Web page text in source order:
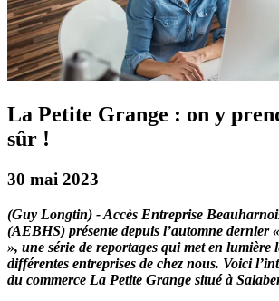
La Petite Grange : on y
sûr !
30 mai 2023
(Guy Longtin) - Accès Entreprise
(AEBHS) présente depuis l’automne dernier
», une série de reportages qui met en lumière
différentes entreprises de chez nous. Voici
du commerce La Petite Grange situé à